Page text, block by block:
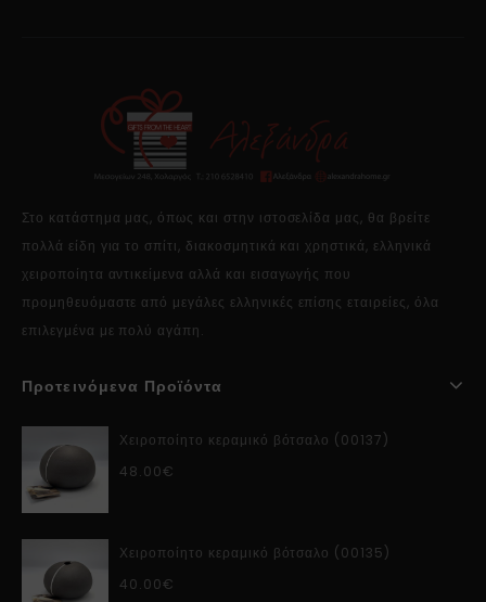
Στο κατάστημα μας, όπως και στην ιστοσελίδα μας, θα βρείτε
πολλά είδη για το σπίτι, διακοσμητικά και χρηστικά, ελληνικά
χειροποίητα αντικείμενα αλλά και εισαγωγής που
προμηθευόμαστε από μεγάλες ελληνικές επίσης εταιρείες, όλα
επιλεγμένα με πολύ αγάπη.
Προτεινόμενα Προϊόντα
Χειροποίητο κεραμικό βότσαλο (00137)
48.00€
Χειροποίητο κεραμικό βότσαλο (00135)
40.00€